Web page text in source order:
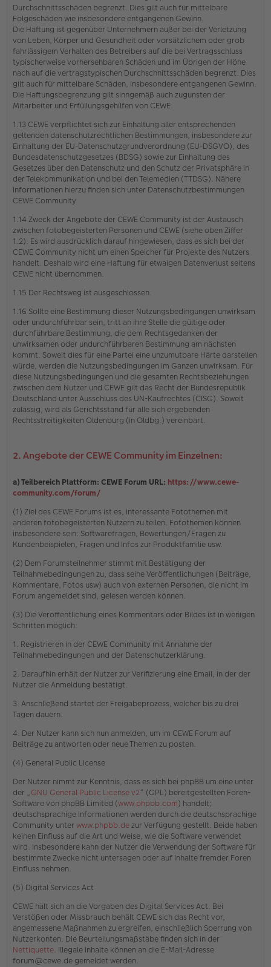
Durchschnittsschäden begrenzt. Dies gilt auch für mittelbare
Folgeschäden wie insbesondere entgangenen Gewinn.
Die Haftung ist gegenüber Unternehmern außer bei der Verletzung
von Leben, Körper und Gesundheit oder vorsätzlichem oder grob
fahrlässigem Verhalten des Betreibers auf die bei Vertragsschluss
typischerweise vorhersehbaren Schäden und im Übrigen der Höhe
nach auf die vertragstypischen Durchschnittsschäden begrenzt. Dies
gilt auch für mittelbare Schäden, insbesondere entgangenen Gewinn.
Die Haftungsbegrenzung gilt sinngemäß auch zugunsten der
Mitarbeiter und Erfüllungsgehilfen von CEWE.
1.13 CEWE verpflichtet sich zur Einhaltung aller entsprechenden
geltenden datenschutzrechtlichen Bestimmungen, insbesondere zur
Einhaltung der EU-Datenschutzgrundverordnung (EU-DSGVO), des
Bundesdatenschutzgesetzes (BDSG) sowie zur Einhaltung des
Gesetzes über den Datenschutz und den Schutz der Privatsphäre in
der Telekommunikation und bei den Telemedien (TTDSG). Nähere
Informationen hierzu finden sich unter Datenschutzbestimmungen
CEWE Community
1.14 Zweck der Angebote der CEWE Community ist der Austausch
zwischen fotobegeisterten Personen und CEWE (siehe oben Ziffer
1.2). Es wird ausdrücklich darauf hingewiesen, dass es sich bei der
CEWE Community nicht um einen Speicher für Projekte des Nutzers
handelt. Deshalb wird eine Haftung für etwaigen Datenverlust seitens
CEWE nicht übernommen.
1.15 Der Rechtsweg ist ausgeschlossen.
1.16 Sollte eine Bestimmung dieser Nutzungsbedingungen unwirksam
oder undurchführbar sein, tritt an ihre Stelle die gültige oder
durchführbare Bestimmung, die dem Rechtsgedanken der
unwirksamen oder undurchführbaren Bestimmung am nächsten
kommt. Soweit dies für eine Partei eine unzumutbare Härte darstellen
würde, werden die Nutzungsbedingungen im Ganzen unwirksam. Für
diese Nutzungsbedingungen und die gesamten Rechtsbeziehungen
zwischen dem Nutzer und CEWE gilt das Recht der Bundesrepublik
Deutschland unter Ausschluss des UN-Kaufrechtes (CISG). Soweit
zulässig, wird als Gerichtsstand für alle sich ergebenden
Rechtsstreitigkeiten Oldenburg (in Oldbg.) vereinbart.
2. Angebote der CEWE Community im Einzelnen:
a) Teilbereich Plattform: CEWE Forum URL: https://www.cewe-
community.com/forum/
(1) Ziel des CEWE Forums ist es, interessante Fotothemen mit
anderen fotobegeisterten Nutzern zu teilen. Fotothemen können
insbesondere sein: Softwarefragen, Bewertungen/Fragen zu
Kundenbeispielen, Fragen und Infos zur Produktfamilie usw.
(2) Dem Forumsteilnehmer stimmt mit Bestätigung der
Teilnahmebedingungen zu, dass seine Veröffentlichungen (Beiträge,
Kommentare, Fotos usw) auch von externen Personen, die nicht im
Forum angemeldet sind, gelesen werden können.
(3) Die Veröffentlichung eines Kommentars oder Bildes ist in wenigen
Schritten möglich:
1. Registrieren in der CEWE Community mit Annahme der
Teilnahmebedingungen und der Datenschutzerklärung.
2. Daraufhin erhält der Nutzer zur Verifizierung eine Email, in der der
Nutzer die Anmeldung bestätigt.
3. Anschließend startet der Freigabeprozess, welcher bis zu drei
Tagen dauern.
4. Der Nutzer kann sich nun anmelden, um im CEWE Forum auf
Beiträge zu antworten oder neue Themen zu posten.
(4) General Public License
Der Nutzer nimmt zur Kenntnis, dass es sich bei phpBB um eine unter
der „GNU General Public License v2“ (GPL) bereitgestellten Foren-
Software von phpBB Limited (www.phpbb.com) handelt;
deutschsprachige Informationen werden durch die deutschsprachige
Community unter www.phpbb.dezur Verfügung gestellt. Beide haben
keinen Einfluss auf die Art und Weise, wie die Software verwendet
wird. Insbesondere kann der Nutzer die Verwendung der Software für
bestimmte Zwecke nicht untersagen oder auf Inhalte fremder Foren
Einfluss nehmen.
(5) Digital Services Act
CEWE hält sich an die Vorgaben des Digital Services Act. Bei
Verstößen oder Missbrauch behält CEWE sich das Recht vor,
angemessene Maßnahmen zu ergreifen, einschließlich Sperrung von
Nutzerkonten. Die Beurteilungsmaßstäbe finden sich in der
Nettiquette. Illegale Inhalte können an die E-Mail-Adresse
forum@cewe.de gemeldet werden.